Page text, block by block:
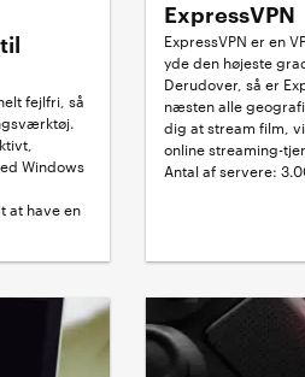
fejlfri, så
Windows
at have en
ExpressVPN
ExpressVPN er en
yde den højeste
Derudover, så er
næsten alle
dig at stream film,
online streaming-
Antal af servere: